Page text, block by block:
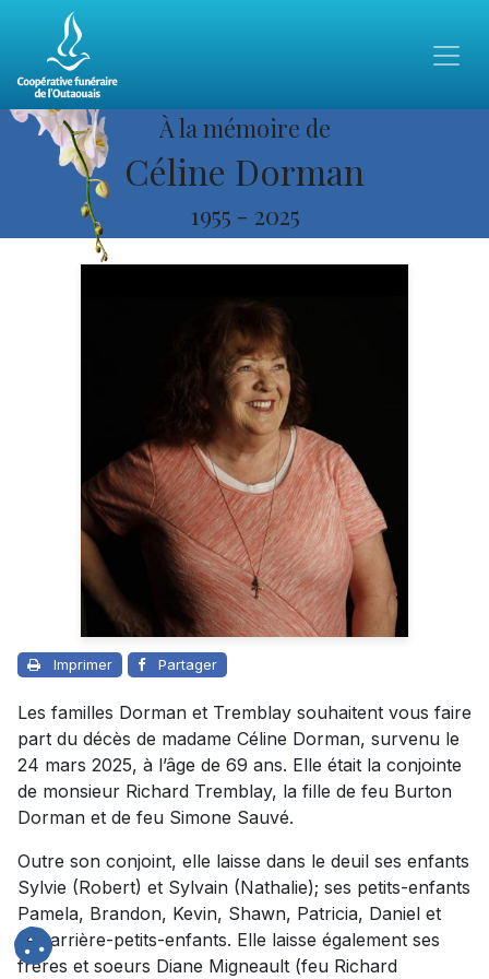
À la mémoire de
Céline Dorman
1955 - 2025
Imprimer Partager
Les familles Dorman et Tremblay souhaitent vous faire
part du décès de madame Céline Dorman, survenu le
24 mars 2025, à l’âge de 69 ans. Elle était la conjointe
de monsieur Richard Tremblay, la fille de feu Burton
Dorman et de feu Simone Sauvé.
Outre son conjoint, elle laisse dans le deuil ses enfants
Sylvie (Robert) et Sylvain (Nathalie); ses petits-enfants
Pamela, Brandon, Kevin, Shawn, Patricia, Daniel et
ses arrière-petits-enfants. Elle laisse également ses
frères et soeurs Diane Migneault (feu Richard